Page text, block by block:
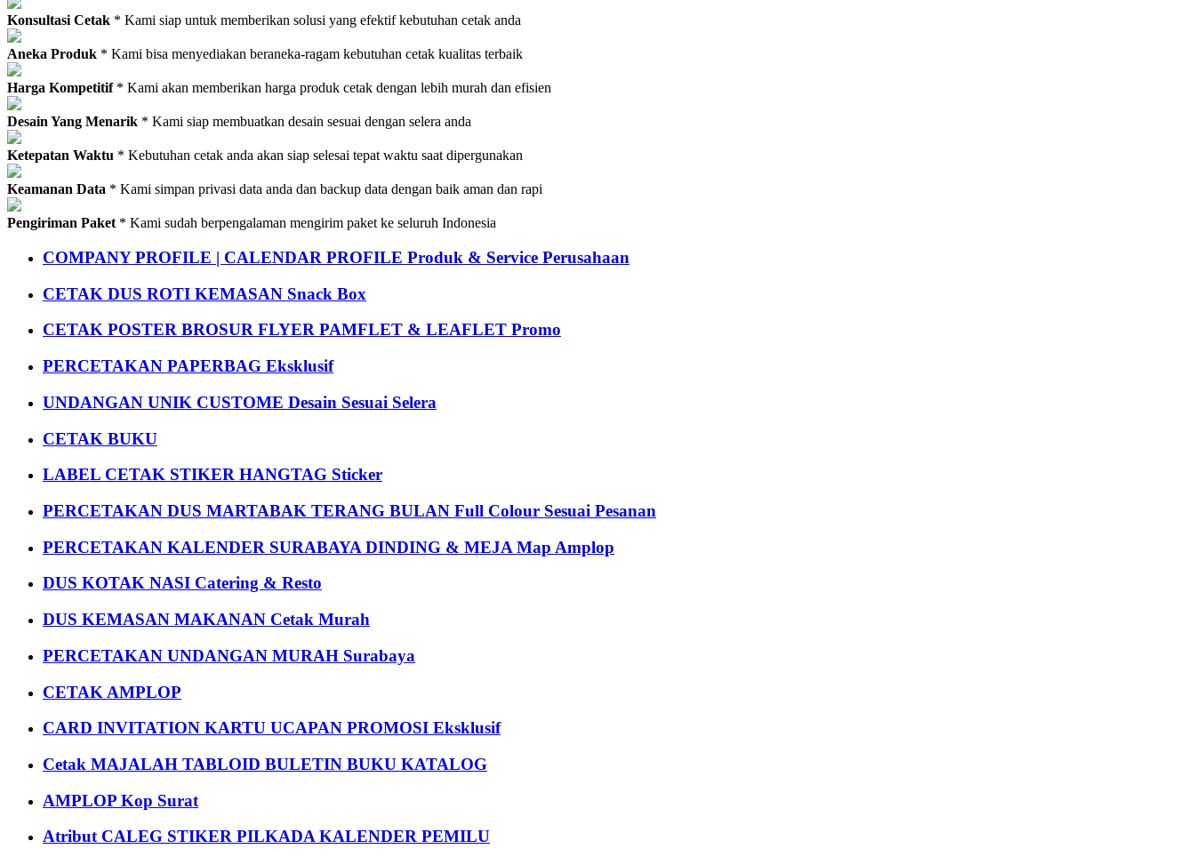
Konsultasi Cetak * Kami siap untuk memberikan solusi yang efektif kebutuhan cetak anda
Aneka Produk * Kami bisa menyediakan beraneka-ragam kebutuhan cetak kualitas terbaik
Harga Kompetitif* Kami akan memberikan harga produk cetak dengan lebih murah dan efisien
Desain Yang Menarik * Kami siap membuatkan desain sesuai dengan selera anda
Ketepatan Waktu * Kebutuhan cetak anda akan siap selesai tepat waktu saat dipergunakan
Keamanan Data * Kami simpan privasi data anda dan backup data dengan baik aman dan rapi
Pengiriman Paket * Kami sudah berpengalaman mengirim paket ke seluruh Indonesia
COMPANY PROFILE | CALENDAR PROFILE Produk & Service Perusahaan
CETAK DUS ROTI KEMASAN Snack Box
CETAK POSTER BROSUR FLYER PAMFLET & LEAFLET Promo
PERCETAKAN PAPERBAG Eksklusif
UNDANGAN UNIK CUSTOME Desain Sesuai Selera
CETAK BUKU
LABEL CETAK STIKER HANGTAG Sticker
PERCETAKAN DUS MARTABAK TERANG BULAN Full Colour Sesuai Pesanan
PERCETAKAN KALENDER SURABAYA DINDING & MEJA Map Amplop
DUS KOTAK NASI Catering & Resto
DUS KEMASAN MAKANAN Cetak Murah
PERCETAKAN UNDANGAN MURAH Surabaya
CETAK AMPLOP
CARD INVITATION KARTU UCAPAN PROMOSI Eksklusif
Cetak MAJALAH TABLOID BULETIN BUKU KATALOG
AMPLOP Kop Surat
Atribut CALEG STIKER PILKADA KALENDER PEMILU